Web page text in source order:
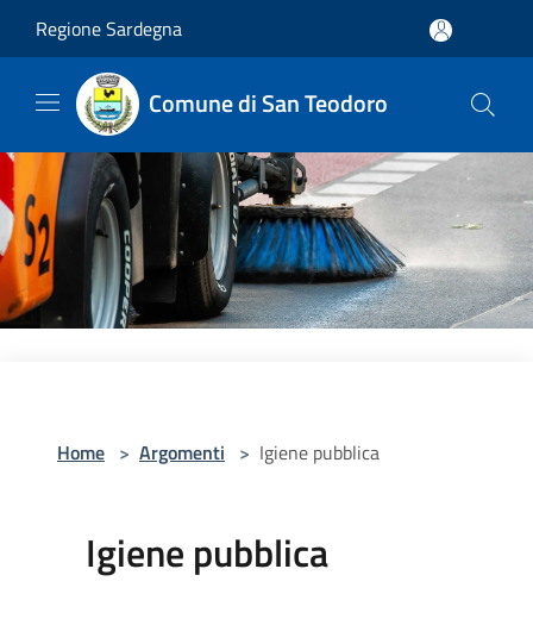
Regione Sardegna
Comune di San Teodoro
Home > Argomenti > Igiene pubblica
Igiene pubblica